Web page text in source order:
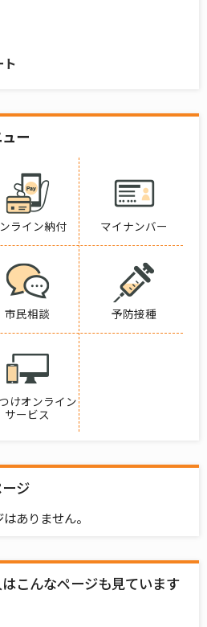
ト
ー
ライン納付 マイナンバー
市民相談 予防接種
けオンライン
サービス
ジ
ありません。
こんなページも見ています